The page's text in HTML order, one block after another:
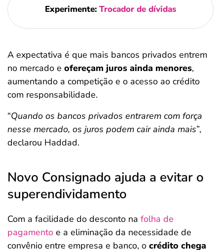
Experimente: Trocador de dívidas
A expectativa é que mais bancos privados entrem
no mercado e ofereçam juros ainda menores,
aumentando a competição e o acesso ao crédito
com responsabilidade.
“Quando os bancos privados entrarem com força
nesse mercado, os juros podem cair ainda mais”,
declarou Haddad.
Novo Consignado ajuda a evitar o
superendividamento
Com a facilidade do desconto na folha de
pagamento e a eliminação da necessidade de
convênio entre empresa e banco, o crédito chega